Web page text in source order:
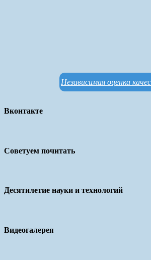
Независимая оценка
Вконтакте
Советуем почитать
Десятилетие науки и технологий
Видеогалерея